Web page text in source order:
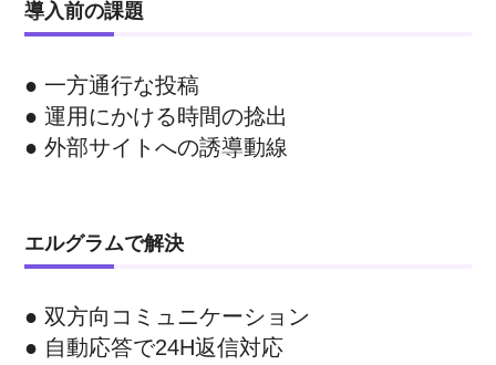
導入前の課題
● 一方通行な投稿
● 運用にかける時間の捻出
● 外部サイトへの誘導動線
エルグラムで解決
● 双方向コミュニケーション
● 自動応答で24H返信対応